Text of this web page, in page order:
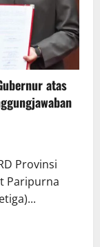
atas
Provinsi
Paripurna